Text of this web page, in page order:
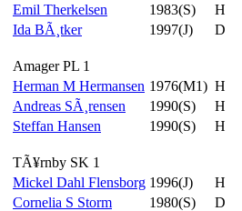
Emil Therkelsen
1983(S) H
Ida BÃ¸tker
1997(J) D
Amager PL 1
Herman M Hermansen 1976(M1) H
Andreas SÃ¸rensen
1990(S) H
Steffan Hansen
1990(S) H
TÃ¥rnby SK 1
Mickel Dahl Flensborg 1996(J) H
Cornelia S Storm
1980(S) D